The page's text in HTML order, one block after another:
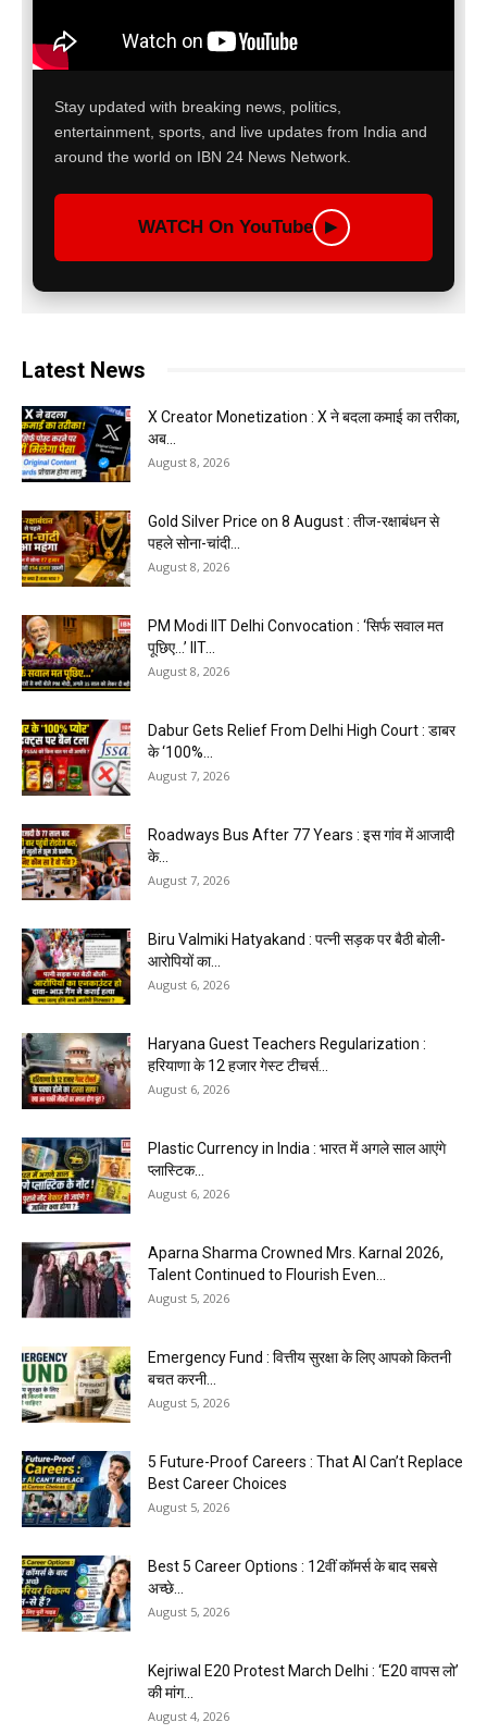
Stay updated with breaking news, politics,
entertainment, sports, and live updates from India and
around the world on IBN 24 News Network.
WATCH On YouTube ▶
Latest News
X Creator Monetization : X ने बदला कमाई का तरीका,
अब...
August 8, 2026
Gold Silver Price on 8 August : तीज-रक्षाबंधन से
पहले सोना-चांदी...
August 8, 2026
PM Modi IIT Delhi Convocation : ‘सिर्फ सवाल मत
पूछिए…’ IIT...
August 8, 2026
Dabur Gets Relief From Delhi High Court : डाबर
के ‘100%...
August 7, 2026
Roadways Bus After 77 Years : इस गांव में आजादी
के...
August 7, 2026
Biru Valmiki Hatyakand : पत्नी सड़क पर बैठी बोली-
आरोपियों का...
August 6, 2026
Haryana Guest Teachers Regularization :
हरियाणा के 12 हजार गेस्ट टीचर्स...
August 6, 2026
Plastic Currency in India : भारत में अगले साल आएंगे
प्लास्टिक...
August 6, 2026
Aparna Sharma Crowned Mrs. Karnal 2026,
Talent Continued to Flourish Even...
August 5, 2026
Emergency Fund : वित्तीय सुरक्षा के लिए आपको कितनी
बचत करनी...
August 5, 2026
5 Future-Proof Careers : That AI Can’t Replace
Best Career Choices
August 5, 2026
Best 5 Career Options : 12वीं कॉमर्स के बाद सबसे
अच्छे...
August 5, 2026
Kejriwal E20 Protest March Delhi : ‘E20 वापस लो’
की मांग...
August 4, 2026